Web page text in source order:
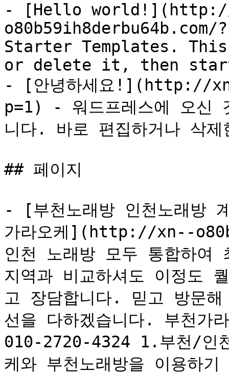
- [Hello
Starter Templates.
or delete it, then
- [안녕하세요!](http://
p=1) - 워드프레스에 오신
니다. 바로 편집하거나 삭
## 페이지
- [부천노래방 인천노래방
가라오케](http://xn--
인천 노래방 모두 통합하여
지역과 비교하셔도 이정도
고 장담합니다. 믿고 방문
선을 다하겠습니다. 부천가
010-2720-4324 1.부천/인
케와 부천노래방을 이용하